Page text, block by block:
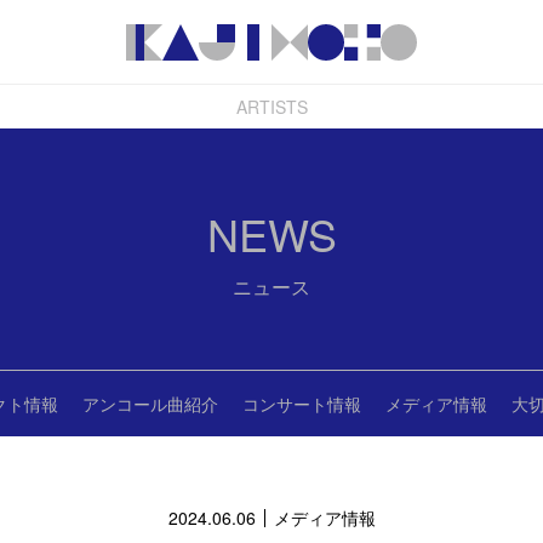
ARTISTS
NEWS
ニュース
ト情報 アンコール曲紹介 コンサート情報 メディア情報 大
2024.06.06 メディア情報